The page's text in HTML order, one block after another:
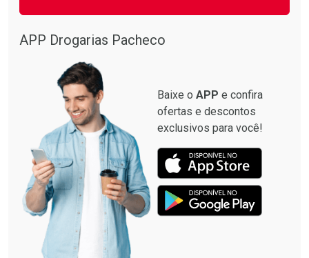
APP Drogarias Pacheco
Baixe o APP e confira
ofertas e descontos
exclusivos para você!